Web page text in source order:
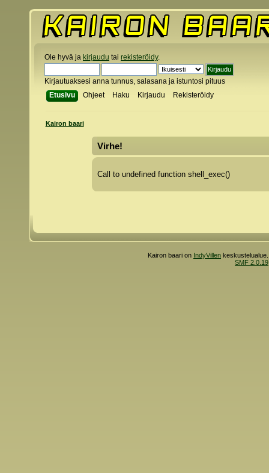
Ole hyvä ja kirjaudu tai rekisteröidy.
Kirjautuaksesi anna tunnus, salasana ja istuntosi pituus
Etusivu
Ohjeet Haku Kirjaudu Rekisteröidy
Kairon baari
Virhe!
Call to undefined function shell_exec()
Kairon baari on IndyVillen
SMF 2.0.19